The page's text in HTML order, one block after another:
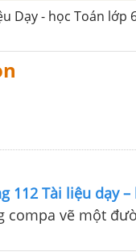
Dạy - học Toán
112 Tài liệu dạy
compa vẽ một